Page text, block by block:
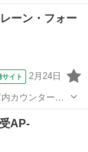
ク、黄色、緑
など） - 素材: 陶器 - 形状: 球形 - 装飾: 立体的な花のデザイン 直径...
ーン・フォー
サイト 2月24日
カウンターフ
製品（びんや
AP-